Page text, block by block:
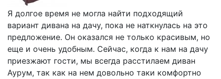
Я долгое время не могла найти подходящий
вариант дивана на дачу, пока не наткнулась на это
предложение. Он оказался не только красивым, но
еще и очень удобным. Сейчас, когда к нам на дачу
приезжают гости, мы всегда расстилаем диван
Аурум, так как на нем довольно таки комфортно